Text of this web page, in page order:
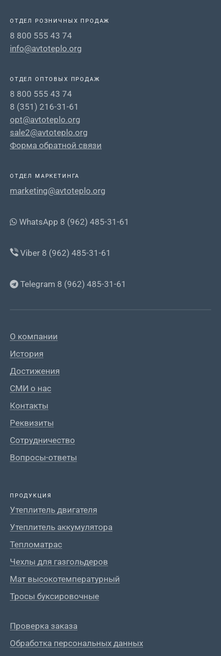
ОТДЕЛ РОЗНИЧНЫХ ПРОДАЖ
8 800 555 43 74
info@avtoteplo.org
ОТДЕЛ ОПТОВЫХ ПРОДАЖ
8 800 555 43 74
8 (351) 216-31-61
opt@avtoteplo.org
sale2@avtoteplo.org
Форма обратной связи
ОТДЕЛ МАРКЕТИНГА
marketing@avtoteplo.org
WhatsApp 8 (962) 485-31-61
Viber 8 (962) 485-31-61
Telegram 8 (962) 485-31-61
О компании
История
Достижения
СМИ о нас
Контакты
Реквизиты
Сотрудничество
Вопросы-ответы
ПРОДУКЦИЯ
Утеплитель двигателя
Утеплитель аккумулятора
Тепломатрас
Чехлы для газгольдеров
Мат высокотемпературный
Тросы буксировочные
Проверка заказа
Обработка персональных данных